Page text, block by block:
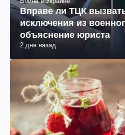
Вправе ли ТЦК
исключения из
объяснение юриста
2 дня назад